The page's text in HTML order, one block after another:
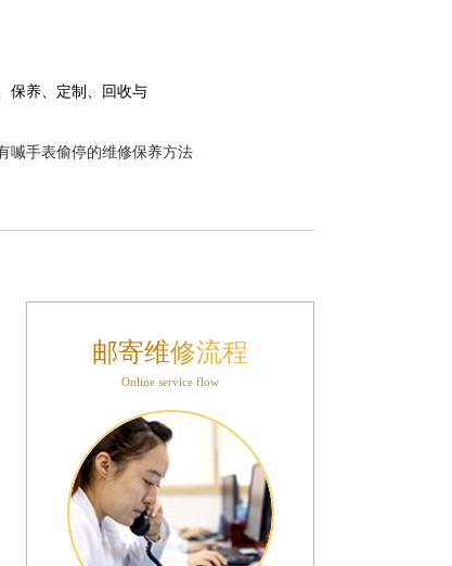
喴手表偷停的维修保养方法
邮寄维修流程
Online service flow